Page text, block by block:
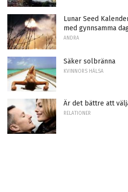
Lunar Seed
med gynnsamma
ANDRA
Säker solbränna
KVINNORS HÄLSA
Är det bättre att
RELATIONER